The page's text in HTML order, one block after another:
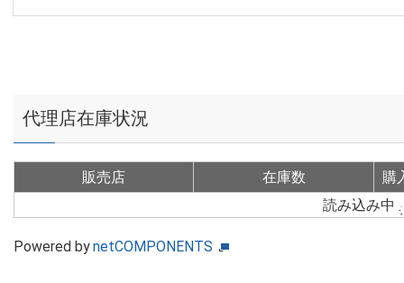
代理店在庫状況
販売店 在庫数
購
読み込み中
Powered bynetCOMPONENTS